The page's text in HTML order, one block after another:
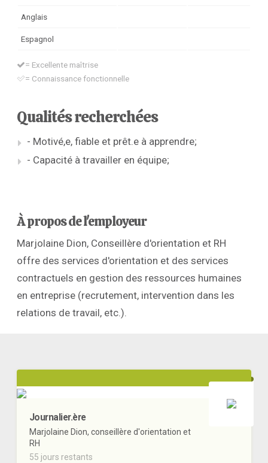
Anglais
Espagnol
= Excellente maîtrise
= Connaissance fonctionnelle
Qualités recherchées
- Motivé,e, fiable et prêt.e à apprendre;
- Capacité à travailler en équipe;
À propos de l'employeur
Marjolaine Dion, Conseillère d'orientation et RH
offre des services d'orientation et des services
contractuels en gestion des ressources humaines
en entreprise (recrutement, intervention dans les
relations de travail, etc.).
Journalier.ère
Marjolaine Dion, conseillère d'orientation et
RH
55 jours restants